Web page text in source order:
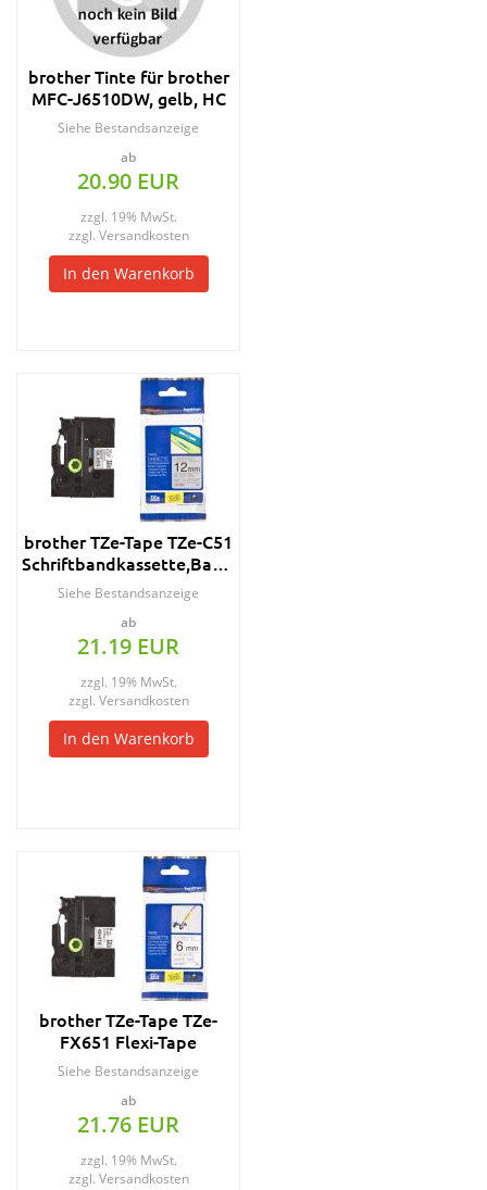
brother Tinte für brother
MFC-J6510DW, gelb, HC
Siehe Bestandsanzeige
ab
20.90 EUR
zzgl. 19% MwSt.
zzgl. Versandkosten
In den Warenkorb
brother TZe-Tape TZe-C51
Schriftbandkassette,Bandbreite:24mm
Siehe Bestandsanzeige
ab
21.19 EUR
zzgl. 19% MwSt.
zzgl. Versandkosten
In den Warenkorb
brother TZe-Tape TZe-
FX651 Flexi-Tape
Schriftbandkassette
Siehe Bestandsanzeige
ab
21.76 EUR
zzgl. 19% MwSt.
zzgl. Versandkosten